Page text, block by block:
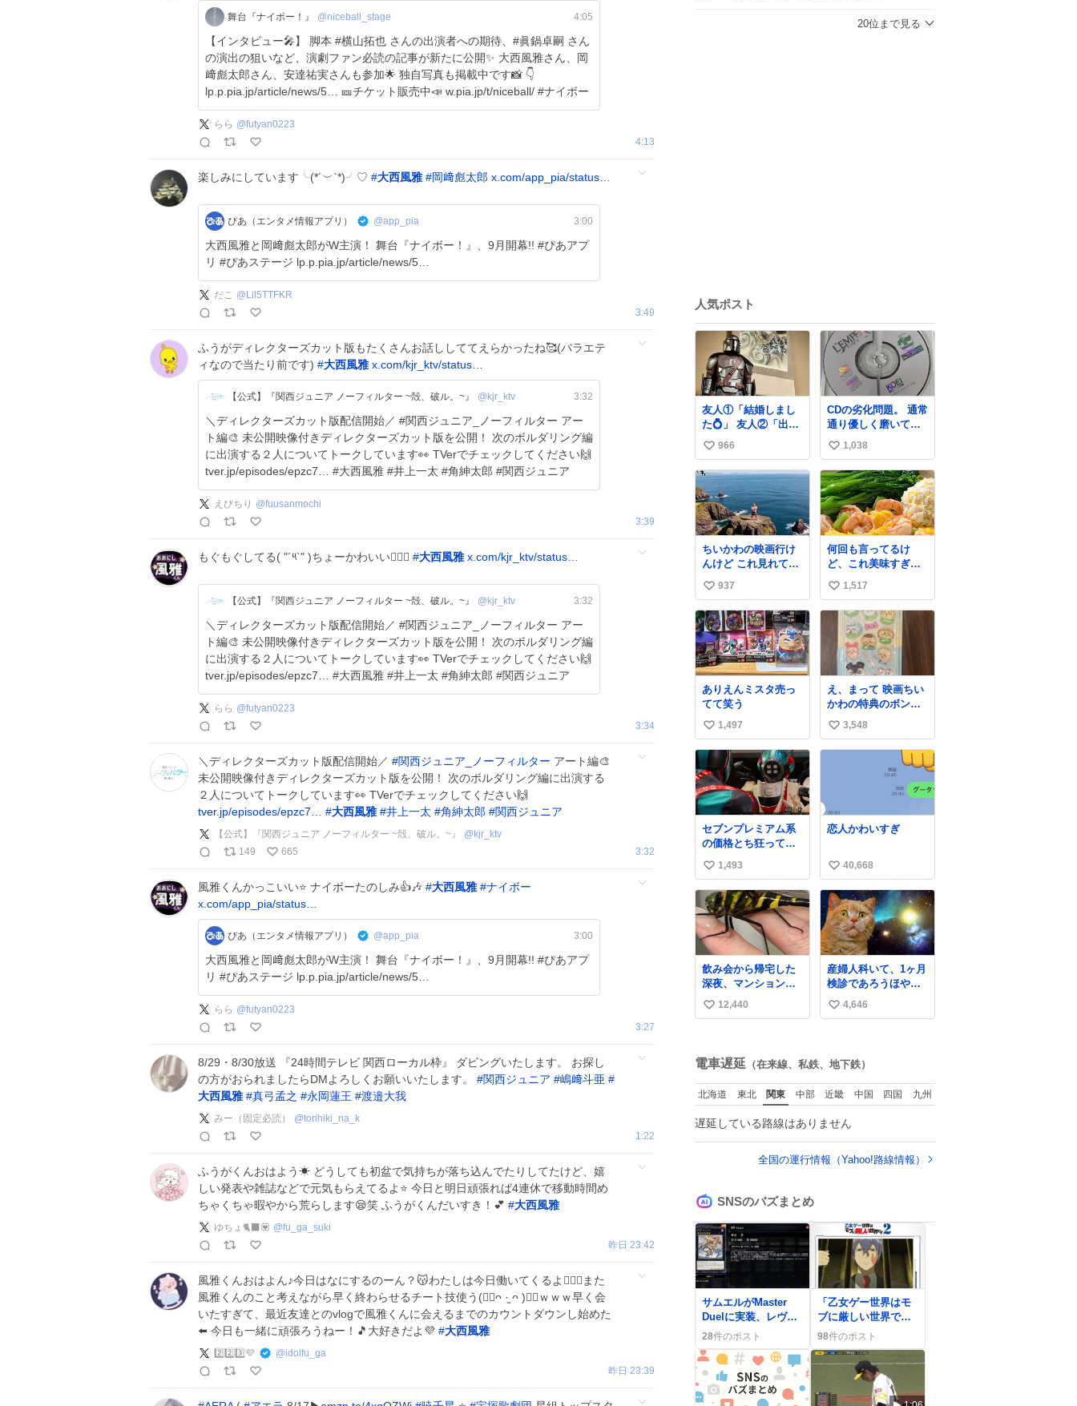
舞台『ナイボー！』 @niceball_stage 4:05
【インタビュー🎤】 脚本 #横山拓也 さんの出演者への期待、#眞鍋卓嗣 さん
の演出の狙いなど、演劇ファン必読の記事が新たに公開✨ 大西風雅さん、岡
﨑彪太郎さん、安達祐実さんも参加🌟 独自写真も掲載中です📸 👇
lp.p.pia.jp/article/news/5… 🎫チケット販売中📣 w.pia.jp/t/niceball/ #ナイボー
らら @futyan0223
4:13
楽しみにしています╰(*´︶`*)╯♡ #大西風雅 #岡﨑彪太郎 x.com/app_pia/status…
ぴあ（エンタメ情報アプリ） @app_pia 3:00
大西風雅と岡﨑彪太郎がW主演！ 舞台『ナイボー！』、9月開幕!! #ぴあアプ
リ #ぴあステージ lp.p.pia.jp/article/news/5…
だこ @ Lil5TTFKR
3:49
ふうがディレクターズカット版もたくさんお話ししててえらかったね🥰(バラエテ
ィなので当たり前です) #大西風雅 x.com/kjr_ktv/status…
【公式】『関西ジュニア ノーフィルター ~殻、破ル。~』 @kjr_ktv 3:32
＼ディレクターズカット版配信開始／ #関西ジュニア_ノーフィルター アー
ト編🎨 未公開映像付きディレクターズカット版を公開！ 次のボルダリング編
に出演する２人についてトークしています👀 TVerでチェックしてください🙌
tver.jp/episodes/epzc7… #大西風雅 #井上一太 #角紳太郎 #関西ジュニア
えびちり @fuusanmochi
3:39
もぐもぐしてる( "´༥`" )ちょーかわいい👍🏻💘 #大西風雅 x.com/kjr_ktv/status…
【公式】『関西ジュニア ノーフィルター ~殻、破ル。~』 @kjr_ktv 3:32
＼ディレクターズカット版配信開始／ #関西ジュニア_ノーフィルター アー
ト編🎨 未公開映像付きディレクターズカット版を公開！ 次のボルダリング編
に出演する２人についてトークしています👀 TVerでチェックしてください🙌
tver.jp/episodes/epzc7… #大西風雅 #井上一太 #角紳太郎 #関西ジュニア
らら @futyan0223
3:34
＼ディレクターズカット版配信開始／ #関西ジュニア_ノーフィルター アート編🎨
未公開映像付きディレクターズカット版を公開！ 次のボルダリング編に出演する
２人についてトークしています👀 TVerでチェックしてください🙌
tver.jp/episodes/epzc7…
#大西風雅 #井上一太 #角紳太郎 #関西ジュニア
【公式】『関西ジュニア ノーフィルター ~殻、破ル。~』 @ kjr_ktv
149
665 3:32
風雅くんかっこいい⭐️ ナイボーたのしみ👍🎶 #大西風雅 #ナイボー
x.com/app_pia/status…
ぴあ（エンタメ情報アプリ） @app_pia 3:00
大西風雅と岡﨑彪太郎がW主演！ 舞台『ナイボー！』、9月開幕!! #ぴあアプ
リ #ぴあステージ lp.p.pia.jp/article/news/5…
らら @futyan0223
3:27
8/29・8/30放送 『24時間テレビ 関西ローカル枠』 ダビングいたします。 お探し
の方がおられましたらDMよろしくお願いいたします。 #関西ジュニア #嶋﨑斗亜 #
大西風雅 #真弓孟之 #永岡蓮王 #渡邉大我
みー（固定必読） @torihiki_na_k
1:22
ふうがくんおはよう☀ どうしても初盆で気持ちが落ち込んでたりしてたけど、嬉
しい発表や雑誌などで元気もらえてるよ⭐️ 今日と明日頑張れば4連休で移動時間め
ちゃくちゃ暇やから荒らします😪笑 ふうがくんだいすき！💕 #大西風雅
ゆちょ🐈‍⬛💟 @fu_ga_suki
昨日 23:42
風雅くんおはよん♪今日はなにするのーん？😽わたしは今日働いてくるよ🤦🏻‍♀️また
風雅くんのこと考えながら早く終わらせるチート技使う(👍🏻ᴖ ·̫ ᴖ )👍🏻ｗｗｗ早く会
いたすぎて、最近友達とのvlogで風雅くんに会えるまでのカウントダウンし始めた
⬅️ 今日も一緒に頑張ろうねー！🎵大好きだよ💜 #大西風雅
2️⃣2️⃣3️⃣💜 @idolfu_ga
昨日 23:39
ルーター
20位まで見る
人気ポスト
友人①「結婚しまし
た💍」 友人②「出産
しました👼🏻」 友人
③「マイホーム建て
ました🏡」 私「ｺｽﾄｺ
のﾃﾞｨﾝ・ｼﾞｬﾘﾝさん
を床の間に飾ってみ
ました」
い
い
ね
数
966
CDの劣化問題。 通常
通り優しく磨いてい
たのですが、 薄い氷
のようにバリッと割
れてしまいまし
た。。 中々高価なソ
フトなので辛いです
😭 数十年後にはCD
ゲームソフト、 みな
こうなってしまうの
でしょうか。。
い
い
ね
数
1,038
ちいかわの映画行け
んけど これ見れてよ
かった ネタバレあっ
たらごめんなさい
い
い
ね
数
937
何回も言ってるけ
ど、これ美味すぎん
の！！！低カロリー
で満足感エグいから
一生食べてる😭
い
い
1,517
ありえんミスタ売っ
てて笑う
い
い
ね
数
1,497
え、まって 映画ちい
かわの特典のボンボ
ンドロップシール も
うメルカリにでてる
やん #ちいかわ
い
い
3,548
セブンプレミアム系
の価格とち狂ってて
今これ
い
い
ね
数
1,493
恋人かわいすぎ
い
い
ね
数
40,668
飲み会から帰宅した
深夜、マンションの
廊下にいらっしゃっ
たオニヤンマ様 まさ
ておらず大興奮して
おります かっこよす
ぎる 指を差し伸べる
と乗ってきてくれた
帰宅しましたが、飛
ばないということは
弱っていらっしゃる
い
数
12,440
産婦人科いて、1ヶ月
検診であろうほやほ
や赤ちゃん👩‍🍼と推
定2,3歳の女の子👧🏻
マの側から離れな
い…⁉️ 手を繋がなく
てもうろちょろしな
ピクミンみたいにﾄﾃﾄ
ﾃついてってるし逃走
しないし脱走しない
い
数
4,646
電車遅延 （在来線、私鉄、地下鉄）
北海道 東北 関東 中部 近畿 中国 四国 九州
遅延している路線はありません
全国の運行情報（Yahoo!路線情報）
SNSのバズまとめ
サムエルがMaster
Duelに実装、レヴァ
リーと共に登場でフ
28件のポスト
「乙女ゲー世界はモ
ブに厳しい世界です
2」第5話放送、「建
カ5人」に歓喜
98件のポスト